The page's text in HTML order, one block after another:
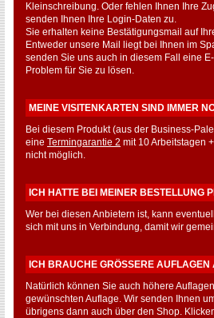
Kleinschreibung. Oder fehlen Ihnen Ihre
senden Ihnen Ihre Login-Daten zu.
Sie erhalten keine Bestätigungsmail auf
Entweder unsere Mail liegt bei Ihnen im
senden Sie uns auch in diesem Fall eine
Problem für Sie zu lösen.
MEINE VISITENKARTEN SIND IMMER
Bei diesem Produkt (aus der Business-
eine Termingarantie 2 mit 10 Arbeitstagen
nicht möglich.
ICH HATTE BEI MEINER BESTELLUNG
Wer bei diesen Anbietern ist, kann
sich mit uns in Verbindung, damit wir
ICH BRAUCHE GRÖSSERE
Natürlich können Sie auch höhere
gewünschten Auflage. Wir senden Ihnen
übrigens dann auch über den Shop.